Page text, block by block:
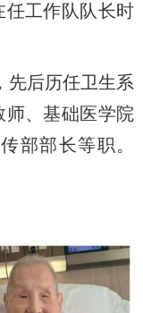
任工作队队长时
先后历任卫生系
师、基础医学院
部部长等职。